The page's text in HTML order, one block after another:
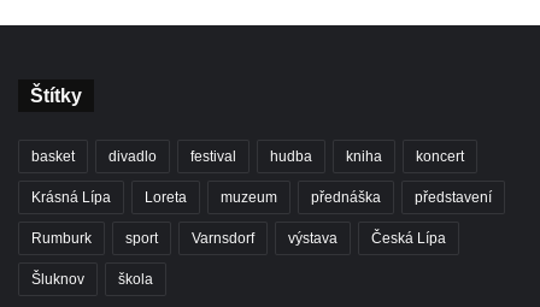
Štítky
basket divadlo festival hudba kniha koncert
Krásná Lípa Loreta muzeum přednáška představení
Rumburk sport Varnsdorf výstava Česká Lípa
Šluknov škola